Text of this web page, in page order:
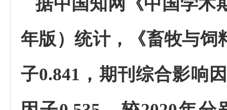
年版）统计，《畜牧与饲
子0.841，期刊综合影响